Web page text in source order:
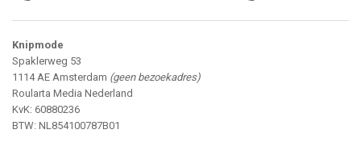
Knipmode
Spaklerweg 53
1114 AE Amsterdam (geen bezoekadres)
Roularta Media Nederland
KvK: 60880236
BTW: NL854100787B01